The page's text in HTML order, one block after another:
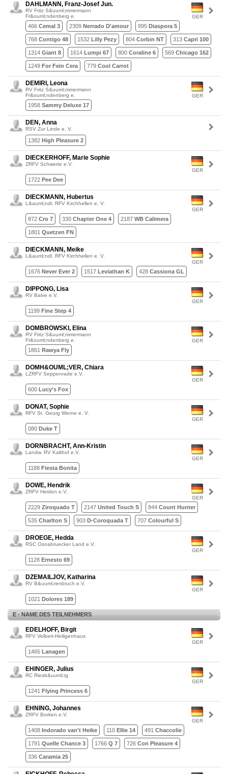
GER
DAHLMANN, Franz-Josef Jun.
RV Fritz S&uuml;mmermann
Fr&ouml;ndenberg e.
466 Cemal 3 2309 Nerrado D'amour 995 Diaspora 5
768 Contigo 48 1532 Lilly Pezy 804 Corbin NT 313 Capri 100
1314 Giant 8 1614 Lumpi 67 800 Coraline 6 569 Chicago 162
1249 For Fein Cera 779 Cool Carrot
GER
DEMIRI, Leona
RV Fritz S&uuml;mmermann
Fr&ouml;ndenberg e.
1958 Sammy Deluxe 17
DEN, Anna
RSV Zur Linde e. V.
1382 High Pleasure 2
GER
DIECKERHOFF, Marie Sophie
ZRFV Schwerte e.V.
1722 Pee Dee
GER
DIECKMANN, Hubertus
L&auml;ndl. RFV Kirchhellen e. V.
872 Cro 7 330 Chapter One 4 2187 WB Calimera
1801 Quetzen FN
GER
DIECKMANN, Meike
L&auml;ndl. RFV Kirchhellen e. V.
1676 Never Ever 2 1517 Leviathan K 428 Cassiona GL
GER
DIPPONG, Lisa
RV Balve e.V.
1199 Fine Step 4
GER
DOMBROWSKI, Elina
RV Fritz S&uuml;mmermann
Fr&ouml;ndenberg e.
1861 Rawya Fly
GER
DOMH&OUML;VER, Chiara
LZRFV Seppenrade e.V.
600 Lucy's Fox
GER
DONAT, Sophie
RFV St. Georg Werne e. V.
080 Duke T
GER
DORNBRACHT, Ann-Kristin
Landw. RV Kalthof e.V.
1188 Fiesta Bonita
GER
DOWE, Hendrik
ZRFV Heiden e.V.
2229 Ziroquado T 2147 United Touch S 844 Count Hunter
535 Charlton S 903 D-Coroquada T 707 Colourful S
GER
DROEGE, Hedda
RSC Osnabruecker Land e.V.
1128 Ernesto 69
GER
DZEMAILJOV, Katharina
RV B&uuml;renbruch e.V.
1021 Dolores 189
E - NAME DES TEILNEHMERS
GER
EDELHOFF, Birgit
RFV Velbert-Heiligenhaus
1465 Lanagen
GER
EHINGER, Julius
RC Riesb&uuml;rg
1241 Flying Princess 6
GER
EHNING, Johannes
ZRFV Borken e.V.
1408 Indorado van't Heike 110 Ellie 14 491 Chaccolie
1791 Quelle Chance 3 1766 Q 7 726 Con Pleasure 4
336 Caramia 25